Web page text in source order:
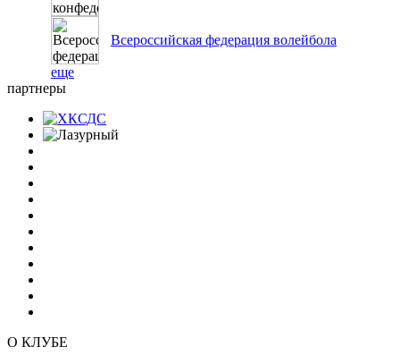
Всероссийская федерация волейбола
еще
партнеры
О КЛУБЕ